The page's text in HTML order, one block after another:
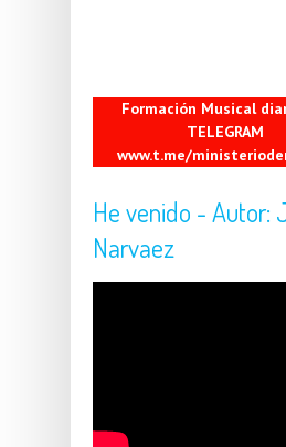
Formación Musical
TELEGRAM
www.t.me/
He venido - Autor:
Narvaez